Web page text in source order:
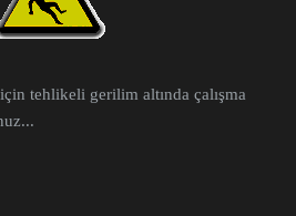
tehlikeli gerilim altında çalışma